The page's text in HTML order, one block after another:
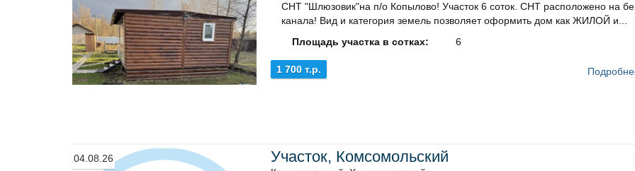
СНТ "Шлюзовик"на п/о Копылово! Участок 6 соток. СНТ расположено на
канала! Вид и категория земель позволяет оформить дом как ЖИЛОЙ и...
Площадь участка в сотках:
6
1 700 т.р.
04.08.26 Участок, Комсомольский